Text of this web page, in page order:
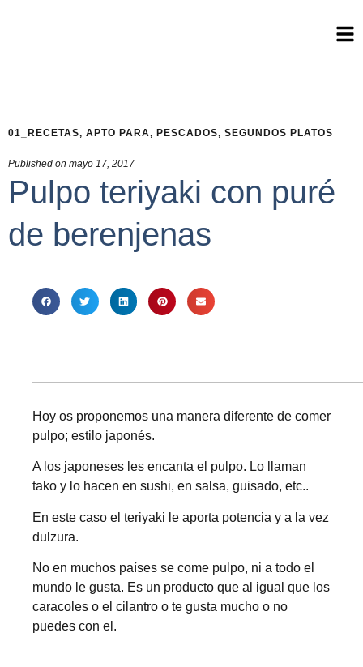
01_RECETAS, APTO PARA, PESCADOS, SEGUNDOS PLATOS
Published on mayo 17, 2017
Pulpo teriyaki con puré
de berenjenas
Hoy os proponemos una manera diferente de comer
pulpo; estilo japonés.
A los japoneses les encanta el pulpo. Lo llaman
tako y lo hacen en sushi, en salsa, guisado, etc..
En este caso el teriyaki le aporta potencia y a la vez
dulzura.
No en muchos países se come pulpo, ni a todo el
mundo le gusta. Es un producto que al igual que los
caracoles o el cilantro o te gusta mucho o no
puedes con el.